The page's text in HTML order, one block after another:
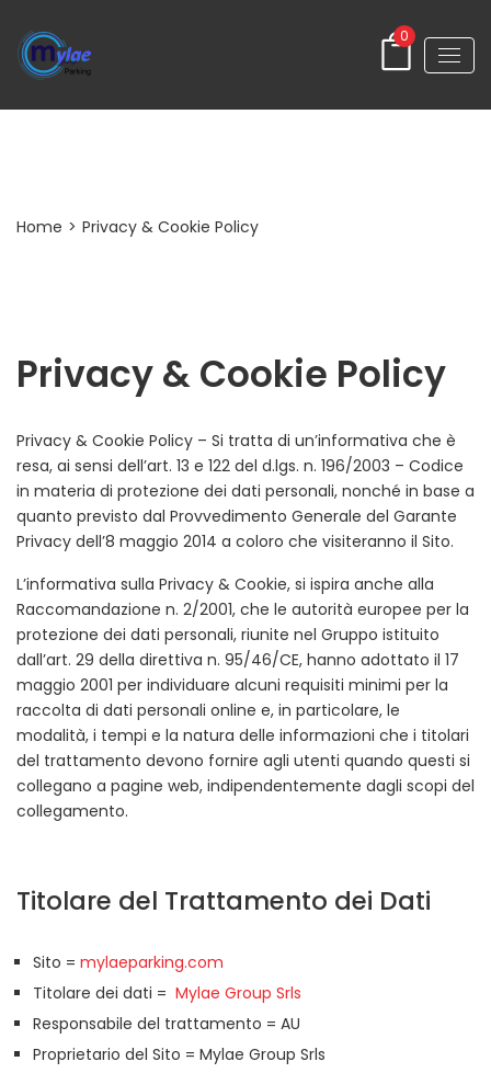
0
Home > Privacy & Cookie Policy
Privacy & Cookie Policy
Privacy & Cookie Policy – Si tratta di un’informativa che è
resa, ai sensi dell’art. 13 e 122 del d.lgs. n. 196/2003 – Codice
in materia di protezione dei dati personali, nonché in base a
quanto previsto dal Provvedimento Generale del Garante
Privacy dell’8 maggio 2014 a coloro che visiteranno il Sito.
L’informativa sulla Privacy & Cookie, si ispira anche alla
Raccomandazione n. 2/2001, che le autorità europee per la
protezione dei dati personali, riunite nel Gruppo istituito
dall’art. 29 della direttiva n. 95/46/CE, hanno adottato il 17
maggio 2001 per individuare alcuni requisiti minimi per la
raccolta di dati personali online e, in particolare, le
modalità, i tempi e la natura delle informazioni che i titolari
del trattamento devono fornire agli utenti quando questi si
collegano a pagine web, indipendentemente dagli scopi del
collegamento.
Titolare del Trattamento dei Dati
Sito = mylaeparking.com
Titolare dei dati = Mylae Group Srls
Responsabile del trattamento = AU
Proprietario del Sito = Mylae Group Srls